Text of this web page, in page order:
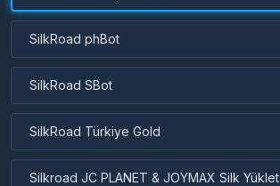
SilkRoad phBot
SilkRoad SBot
SilkRoad Türkiye Gold
Silkroad JC PLANET & JOYMAX Silk Yüklet